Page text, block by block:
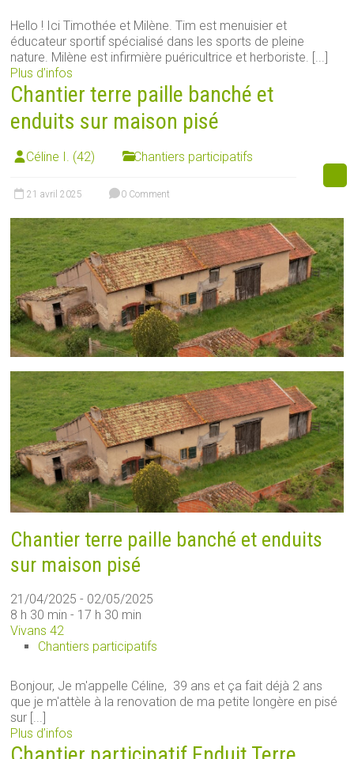
Hello ! Ici Timothée et Milène. Tim est menuisier et
éducateur sportif spécialisé dans les sports de pleine
nature. Milène est infirmière puéricultrice et herboriste. [...]
Plus d’infos
Chantier terre paille banché et
enduits sur maison pisé
Céline I. (42) Chantiers participatifs
21 avril 2025 0 Comment
Chantier terre paille banché et enduits
sur maison pisé
21/04/2025 - 02/05/2025
8 h 30 min - 17 h 30 min
Vivans 42
Chantiers participatifs
Bonjour, Je m'appelle Céline, 39 ans et ça fait déjà 2 ans
que je m'attèle à la renovation de ma petite longère en pisé
sur [...]
Plus d’infos